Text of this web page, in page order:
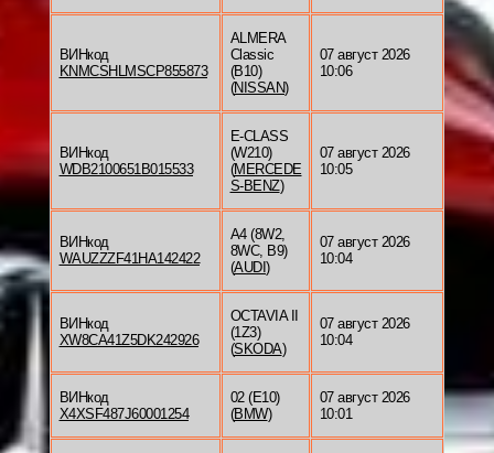
ВИНкод
KNMCSHLMSCP855873
ALMERA
Classic
(B10)
(NISSAN)
07 август 2026
10:06
ВИНкод
WDB2100651B015533
E-CLASS
(W210)
(MERCEDE
S-BENZ)
07 август 2026
10:05
ВИНкод
WAUZZZF41HA142422
A4 (8W2,
8WC, B9)
(AUDI )
07 август 2026
10:04
ВИНкод
XW8CA41Z5DK242926
OCTAVIA II
(1Z3)
(SKODA)
07 август 2026
10:04
ВИНкод
X4XSF487J60001254
02 (E10)
(BMW)
07 август 2026
10:01